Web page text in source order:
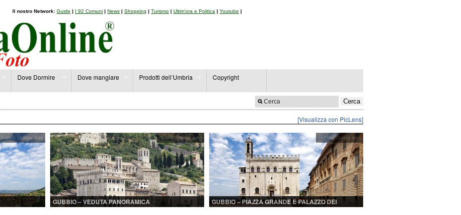
Il nostro Network: Guide | I 92 Comuni | News | Shopping | Turismo | Ultim'ora e Politica | Youtube |
Dove Dormire Dove mangiare Prodotti dell’Umbria Copyright
[Visualizza con PicLens]
Gubbio, Gubbio area Gubbio,Gubbio area
GUBBIO – VEDUTA PANORAMICA
Gubbio,Gubbio area
GUBBIO – PIAZZA GRANDE E PALAZZO DEI